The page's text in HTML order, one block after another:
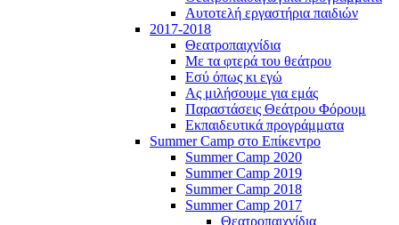
Αυτοτελή εργαστήρια παιδιών
2017-2018
Θεατροπαιχνίδια
Με τα φτερά του θεάτρου
Εσύ όπως κι εγώ
Ας μιλήσουμε για εμάς
Παραστάσεις Θεάτρου Φόρουμ
Εκπαιδευτικά προγράμματα
Summer Camp στο Επίκεντρο
Summer Camp 2020
Summer Camp 2019
Summer Camp 2018
Summer Camp 2017
Θεατροπαιχνίδια